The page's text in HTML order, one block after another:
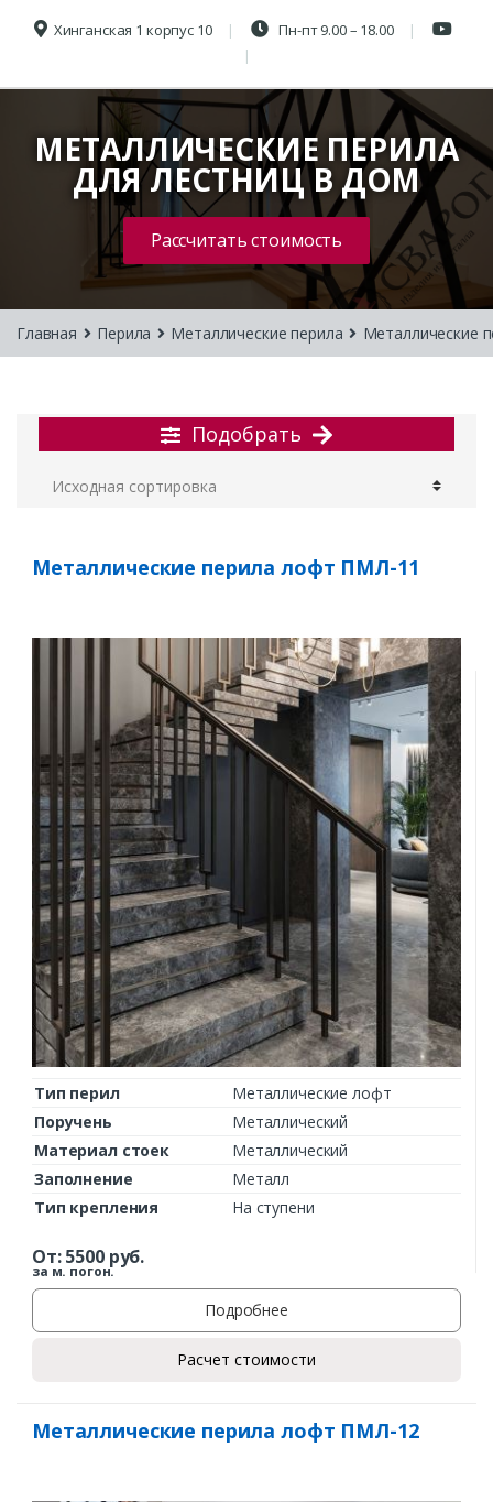
Хинганская 1 корпус 10 Пн-пт 9.00 – 18.00
МЕТАЛЛИЧЕСКИЕ ПЕРИЛА
ДЛЯ ЛЕСТНИЦ В ДОМ
Рассчитать стоимость
Главная Перила Металлические перила Металлические
Подобрать
Металлические перила лофт ПМЛ-11
Тип перил
Металлические лофт
Поручень
Металлический
Материал стоек
Металлический
Заполнение
Металл
Тип крепления
На ступени
От:5500руб.
за м. погон.
Подробнее
Расчет стоимости
Металлические перила лофт ПМЛ-12